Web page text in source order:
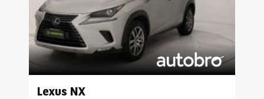
Lexus NX